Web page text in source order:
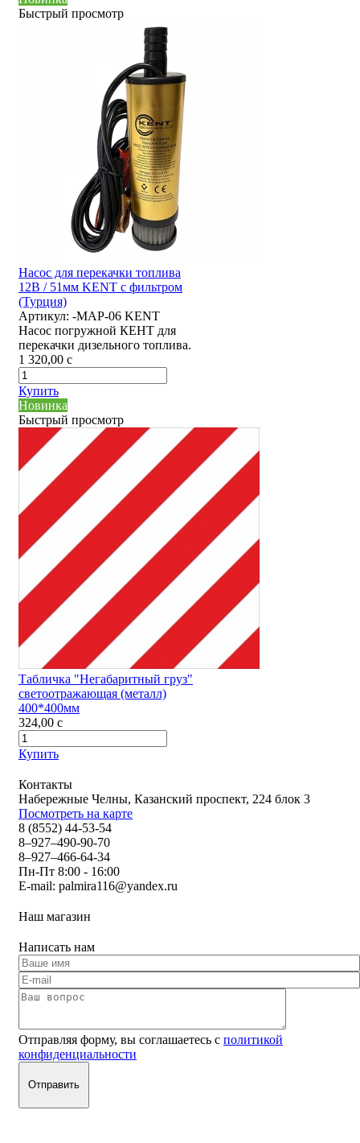
Быстрый просмотр
Насос для перекачки топлива
12В / 51мм KENT с фильтром
(Турция)
Артикул: -MAP-06 KENT
Насос погружной КЕНТ для
перекачки дизельного топлива.
1 320,00 c
Купить
Новинка
Быстрый просмотр
Табличка "Негабаритный груз"
светоотражающая (металл)
400*400мм
324,00 c
Купить
Контакты
Набережные Челны, Казанский проспект, 224 блок 3
Посмотреть на карте
8 (8552) 44-53-54
8–927–490-90-70
8–927–466-64-34
Пн-Пт 8:00 - 16:00
E-mail: palmira116@yandex.ru
Наш магазин
Написать нам
Отправляя форму, вы соглашаетесь с политикой
конфиденциальности